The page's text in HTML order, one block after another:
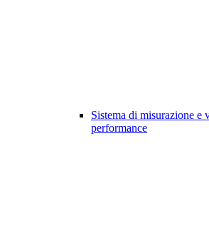
Sistema di misurazione e
performance